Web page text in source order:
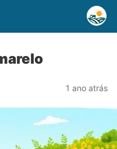
1 ano atrás